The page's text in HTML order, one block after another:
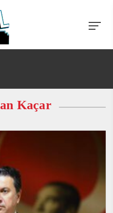
Kaçar